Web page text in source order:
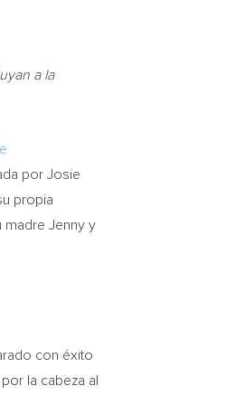
a la
por Josie
propia
madre Jenny y
con éxito
la cabeza al